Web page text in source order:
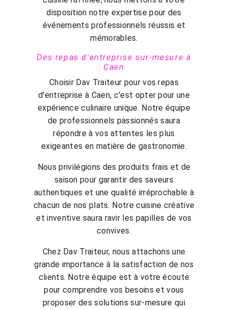
disposition notre expertise pour des
événements professionnels réussis et
mémorables.
Des repas d'entreprise sur-mesure à
Caen
Choisir Dav Traiteur pour vos repas
d'entreprise à Caen, c'est opter pour une
expérience culinaire unique. Notre équipe
de professionnels passionnés saura
répondre à vos attentes les plus
exigeantes en matière de gastronomie.
Nous privilégions des produits frais et de
saison pour garantir des saveurs
authentiques et une qualité irréprochable à
chacun de nos plats. Notre cuisine créative
et inventive saura ravir les papilles de vos
convives.
Chez Dav Traiteur, nous attachons une
grande importance à la satisfaction de nos
clients. Notre équipe est à votre écoute
pour comprendre vos besoins et vous
proposer des solutions sur-mesure qui